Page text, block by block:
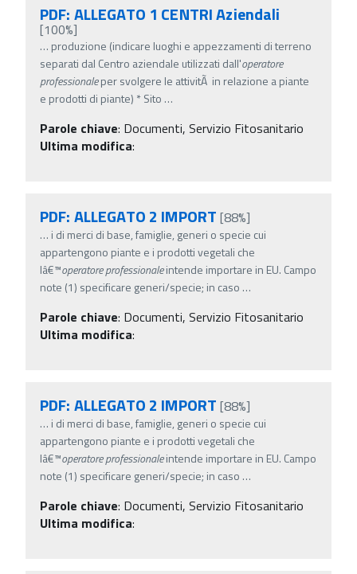
PDF: ALLEGATO 1 CENTRI Aziendali
[100%]
… produzione (indicare luoghi e appezzamenti di terreno
separati dal Centro aziendale utilizzati dall'operatore
professionaleper svolgere le attivitÃ in relazione a piante
e prodotti di piante) * Sito …
Parole chiave: Documenti, Servizio Fitosanitario
Ultima modifica:
PDF: ALLEGATO 2 IMPORT [88%]
… i di merci di base, famiglie, generi o specie cui
appartengono piante e i prodotti vegetali che
lâ€™operatoreprofessionaleintende importare in EU. Campo
note (1) specificare generi/specie; in caso …
Parole chiave: Documenti, Servizio Fitosanitario
Ultima modifica:
PDF: ALLEGATO 2 IMPORT [88%]
… i di merci di base, famiglie, generi o specie cui
appartengono piante e i prodotti vegetali che
lâ€™operatoreprofessionaleintende importare in EU. Campo
note (1) specificare generi/specie; in caso …
Parole chiave: Documenti, Servizio Fitosanitario
Ultima modifica: